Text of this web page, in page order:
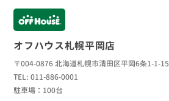
オフハウス札幌平岡店
〒004-0876 北海道札幌市清田区平岡6条1-1-15
TEL: 011-886-0001
駐車場：100台